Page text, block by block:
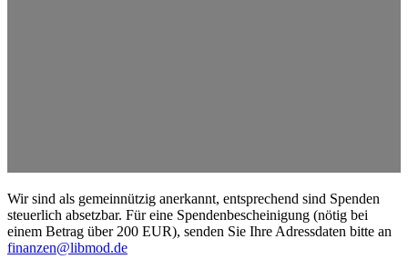
Wir sind als gemein­nützig anerkannt, entspre­chend sind Spenden
steuerlich absetzbar. Für eine Spenden­be­schei­nigung (nötig bei
einem Betrag über 200 EUR), senden Sie Ihre Adress­daten bitte an
finanzen@libmod.de